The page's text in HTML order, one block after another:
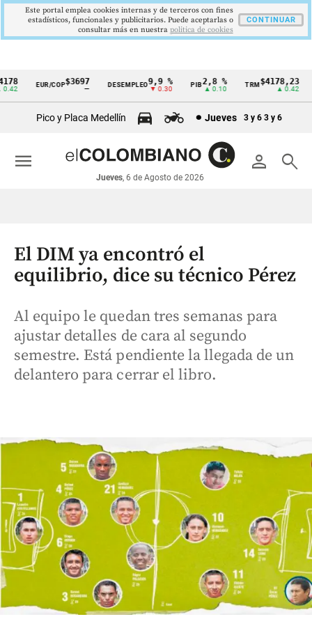
Cintillo
económicos
Colombia
EUR/COP$3697 DESEMPLEO9,9 %
▼ 0.30
2,8 %
▲ 0.10
TRM$4178,23
▲ 0.42
Pico y Placa Medellín Jueves 3 y 6 3 y 6
person search
Jueves, 6 de Agosto de 2026
menu
El DIM ya encontró el
equilibrio, dice su técnico Pérez
Al equipo le quedan tres semanas para
ajustar detalles de cara al segundo
semestre. Está pendiente la llegada de un
delantero para cerrar el libro.
Este portal emplea cookies internas y de terceros con fines
estadísticos, funcionales y publicitarios. Puede aceptarlas o
consultar más en nuestra politica de cookies
CONTINUAR